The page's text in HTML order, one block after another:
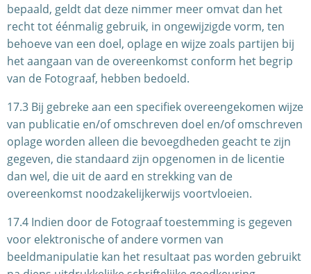
bepaald, geldt dat deze nimmer meer omvat dan het
recht tot éénmalig gebruik, in ongewijzigde vorm, ten
behoeve van een doel, oplage en wijze zoals partijen bij
het aangaan van de overeenkomst conform het begrip
van de Fotograaf, hebben bedoeld.
17.3 Bij gebreke aan een specifiek overeengekomen wijze
van publicatie en/of omschreven doel en/of omschreven
oplage worden alleen die bevoegdheden geacht te zijn
gegeven, die standaard zijn opgenomen in de licentie
dan wel, die uit de aard en strekking van de
overeenkomst noodzakelijkerwijs voortvloeien.
17.4 Indien door de Fotograaf toestemming is gegeven
voor elektronische of andere vormen van
beeldmanipulatie kan het resultaat pas worden gebruikt